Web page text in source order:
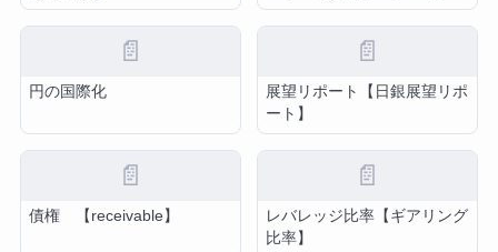
📄
円の国際化
📄
展望リポート【日銀展望リポ
ート】
📄
債権 【receivable】
📄
レバレッジ比率【ギアリング
比率】